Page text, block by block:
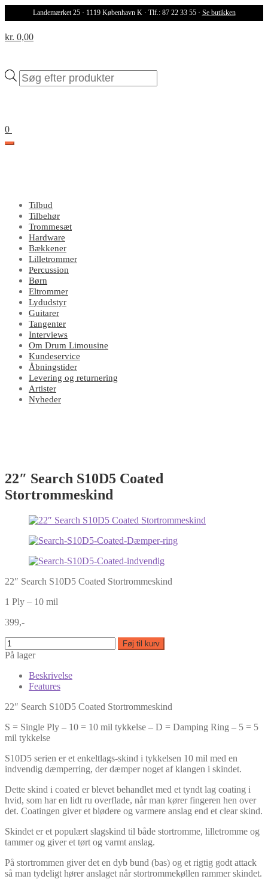
Landemærket 25 · 1119 København K · Tlf.: 87 22 33 55 · Se butikken
Products
search
kr. 0,00
0
Tilbud
Tilbehør
Trommesæt
Hardware
Bækkener
Lilletrommer
Percussion
Børn
Eltrommer
Lydudstyr
Guitarer
Tangenter
Interviews
Om Drum Limousine
Kundeservice
Åbningstider
Levering og returnering
Artister
Nyheder
22″ Search S10D5 Coated
Stortrommeskind
22″ Search S10D5 Coated Stortrommeskind
1 Ply – 10 mil
399,-
Føj til kurv
På lager
Beskrivelse
Features
22″ Search S10D5 Coated Stortrommeskind
S = Single Ply – 10 = 10 mil tykkelse – D = Damping Ring – 5 = 5
mil tykkelse
S10D5 serien er et enkeltlags-skind i tykkelsen 10 mil med en
indvendig dæmperring, der dæmper noget af klangen i skindet.
Dette skind i coated er blevet behandlet med et tyndt lag coating i
hvid, som har en lidt ru overflade, når man kører fingeren hen over
det. Coatingen giver et blødere og varmere anslag end et clear skind.
Skindet er et populært slagskind til både stortromme, lilletromme og
tammer og giver et tørt og varmt anslag.
På stortrommen giver det en dyb bund (bas) og et rigtig godt attack
så man tydeligt hører anslaget når stortrommekøllen rammer skindet.